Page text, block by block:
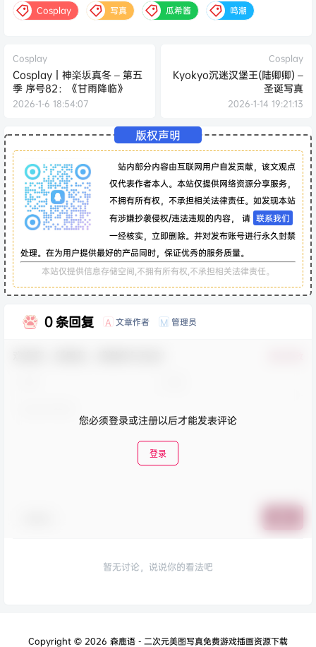
Cosplay 写真 瓜希酱 鸣潮
Cosplay
Cosplay｜神楽坂真冬 – 第五
季 序号82：《甘雨降临》
2026-1-6 18:54:07
Cosplay
Kyokyo沉迷汉堡王(陆卿卿) –
圣诞写真
2026-1-14 19:21:13
版权声明
站内部分内容由互联网用户自发贡献，该文观点
仅代表作者本人。本站仅提供网络资源分享服务，
不拥有所有权，不承担相关法律责任。如发现本站
有涉嫌抄袭侵权/违法违规的内容， 请 联系我们
一经核实，立即删除。并对发布账号进行永久封禁
处理。在为用户提供最好的产品同时，保证优秀的服务质量。
本站仅提供信息存储空间,不拥有所有权,不承担相关法律责任。
0 条回复 A 文章作者 M 管理员
您必须登录或注册以后才能发表评论
登录
暂无讨论，说说你的看法吧
Copyright © 2026 森鹿语 - 二次元美图写真免费游戏插画资源下载